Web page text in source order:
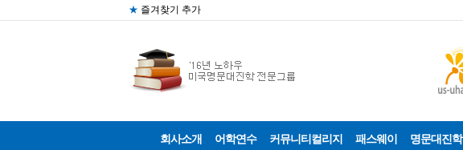
★ 즐겨찾기 추가
회사소개 어학연수 커뮤니티컬리지 패스웨이 명문대진학